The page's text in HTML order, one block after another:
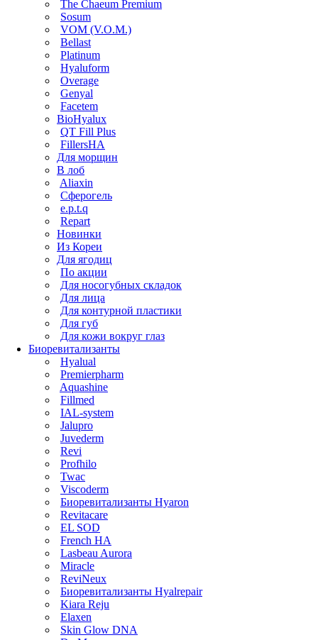
The Chaeum Premium
Sosum
VOM (V.O.M.)
Bellast
Platinum
Hyaluform
Overage
Genyal
Facetem
BioHyalux
QT Fill Plus
FillersHA
Для морщин
В лоб
Aliaxin
Сферогель
e.p.t.q
Repart
Новинки
Из Кореи
Для ягодиц
По акции
Для носогубных складок
Для лица
Для контурной пластики
Для губ
Для кожи вокруг глаз
Биоревитализанты
Hyalual
Premierpharm
Aquashine
Fillmed
IAL-system
Jalupro
Juvederm
Revi
Profhilo
Twac
Viscoderm
Биоревитализанты Hyaron
Revitacare
EL SOD
French HA
Lasbeau Aurora
Miracle
ReviNeux
Биоревитализанты Hyalrepair
Kiara Reju
Elaxen
Skin Glow DNA